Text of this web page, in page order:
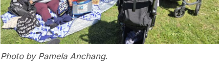
Photo by Pamela Anchang.